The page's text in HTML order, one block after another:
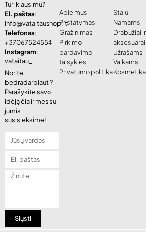
Turi klausimų?
El. paštas:
info@vataitaushop.lt
Telefonas:
+37067524554
Instagram:
vataitau_
Norite
bedradarbiauti?
Parašykite savo
idėją čia ir mes su
jumis
susisieksime!
Siųsti
Apie mus
Pristatymas
Grąžinimas
Pirkimo-
pardavimo
taisyklės
Privatumo politika
Stalui
Namams
Drabužiai ir
aksesuarai
Užrašams
Vaikams
Kosmetika